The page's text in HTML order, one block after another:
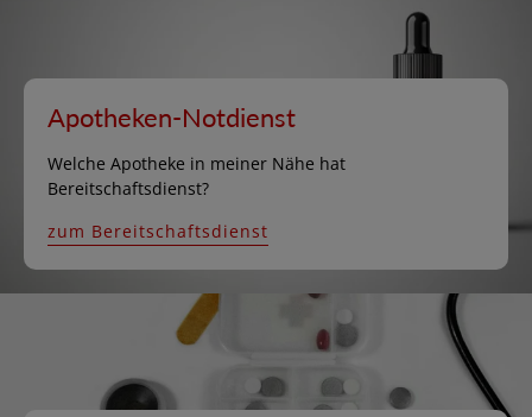
Apotheken-Notdienst
Welche Apotheke in meiner Nähe hat
Bereitschaftsdienst?
zum Bereitschaftsdienst